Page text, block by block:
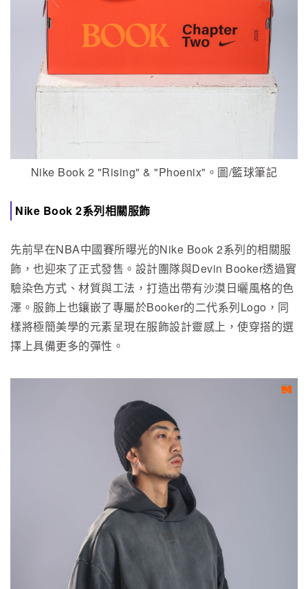
Nike Book 2 "Rising" & "Phoenix"。圖/籃球筆記
Nike Book 2系列相關服飾
先前早在NBA中國賽所曝光的Nike Book 2系列的相關服
飾，也迎來了正式發售。設計團隊與Devin Booker透過實
驗染色方式、材質與工法，打造出帶有沙漠日曬風格的色
澤。服飾上也鑲嵌了專屬於Booker的二代系列Logo，同
樣將極簡美學的元素呈現在服飾設計靈感上，使穿搭的選
擇上具備更多的彈性。